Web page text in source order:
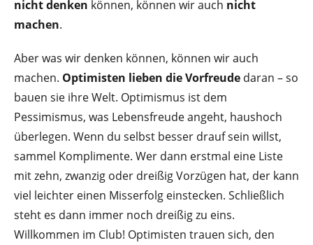
nicht denken können, können wir auch nicht
machen.
Aber was wir denken können, können wir auch
machen. Optimisten lieben die Vorfreude daran – so
bauen sie ihre Welt. Optimismus ist dem
Pessimismus, was Lebensfreude angeht, haushoch
überlegen. Wenn du selbst besser drauf sein willst,
sammel Komplimente. Wer dann erstmal eine Liste
mit zehn, zwanzig oder dreißig Vorzügen hat, der kann
viel leichter einen Misserfolg einstecken. Schließlich
steht es dann immer noch dreißig zu eins.
Willkommen im Club! Optimisten trauen sich, den